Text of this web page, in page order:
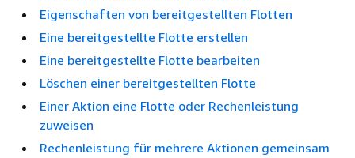
Eigenschaften von bereitgestellten Flotten
Eine bereitgestellte Flotte erstellen
Eine bereitgestellte Flotte bearbeiten
Löschen einer bereitgestellten Flotte
Einer Aktion eine Flotte oder Rechenleistung
zuweisen
Rechenleistung für mehrere Aktionen gemeinsam